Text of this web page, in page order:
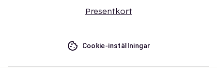
Presentkort
Cookie-inställningar